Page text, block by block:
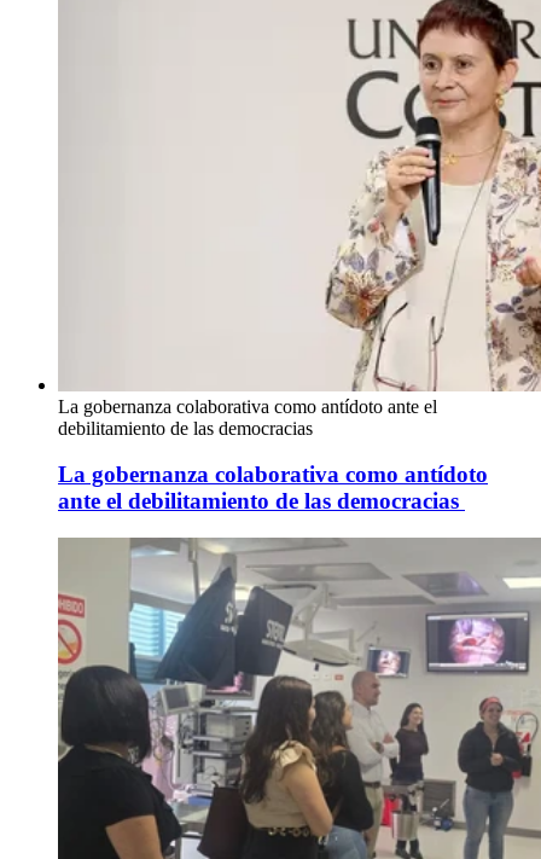
La gobernanza colaborativa como antídoto ante el
debilitamiento de las democracias
La gobernanza colaborativa como antídoto
ante el debilitamiento de las democracias